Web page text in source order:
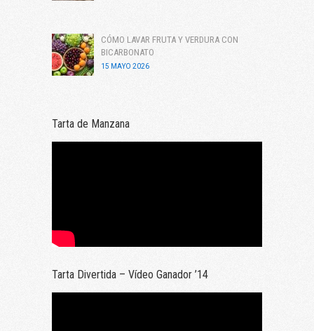
CÓMO LAVAR FRUTA Y VERDURA CON
BICARBONATO
15 MAYO 2026
Tarta de Manzana
Tarta Divertida – Vídeo Ganador ’14